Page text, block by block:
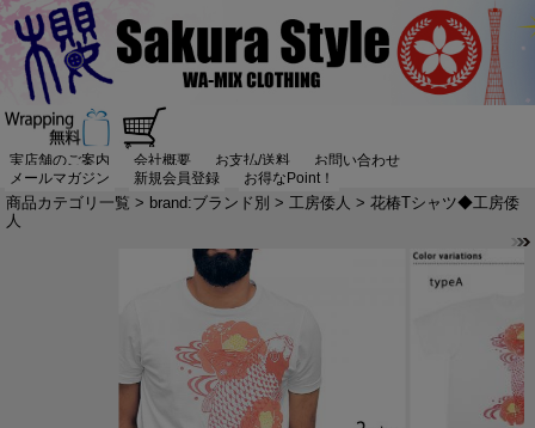
実店舗のご案内 会社概要 お支払/送料
お問い合わせ
メールマガジン
新規会員登録 お得なPoint！
商品カテゴリ一覧 > brand:ブランド別 > 工房倭人 > 花椿Tシャツ◆工房倭
人